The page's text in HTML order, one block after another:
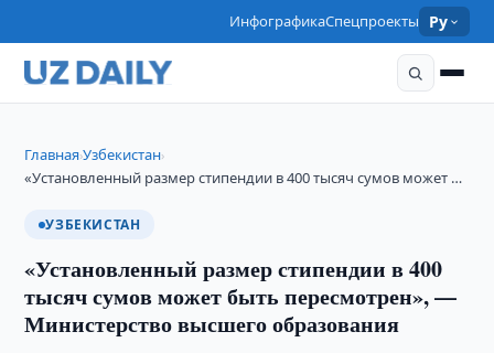
ИнфографикаСпецпроекты Ру
Главная›Узбекистан›
«Установленный размер стипендии в 400 тысяч сумов может …
УЗБЕКИСТАН
«Установленный размер стипендии в 400
тысяч сумов может быть пересмотрен», —
Министерство высшего образования